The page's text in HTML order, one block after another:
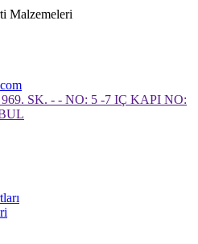
SK. - - NO: 5 -7 IÇ KAPI NO: